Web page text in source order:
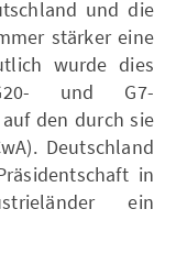
und die
stärker eine
wurde dies
und G7-
den durch sie
Deutschland
in
ein